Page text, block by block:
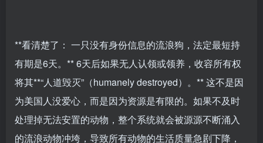
**看清楚了： 一只没有身份信息的流浪狗，法定最短持
有期是6天。** 6天后如果无人认领或领养，收容所有权
将其**“人道毁灭”（humanely destroyed）。** 这不是因
为美国人没爱心，而是因为资源是有限的。如果不及时
处理掉无法安置的动物，整个系统就会被源源不断涌入
的流浪动物冲垮，导致所有动物的生活质量急剧下降，